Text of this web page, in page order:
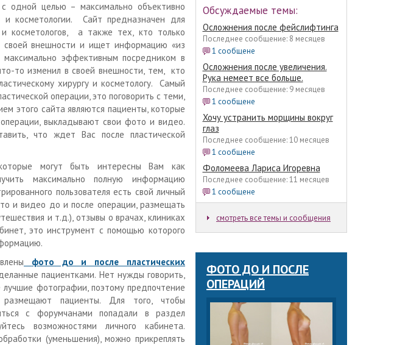
одной целью – максимально объективно
и косметологии. Сайт предназначен для
и косметологов, а также тех, кто только
своей внешности и ищет информацию «из
эффективным посредником в
то изменил в своей внешности, тем, кто
хирургу и косметологу. Самый
операции, это поговорить с теми,
этого сайта являются пациенты, которые
выкладывают свои фото и видео.
что ждет Вас после пластической
могут быть интересны Вам как
максимально полную информацию
пользователя есть свой личный
и видео до и после операции, размещать
и т.д.), отзывы о врачах, клиниках
это инструмент с помощью которого
фото до и после пластических
пациентками. Нет нужды говорить,
фотографии, поэтому предпочтение
пациенты. Для того, чтобы
с форумчанами попадали в раздел
возможностями личного кабинета.
(уменьшения), можно прикреплять
Обсуждаемые темы:
Осложнения после фейслифтинга
Последнее сообщение: 8 месяцев
1 сообщене
Осложнения после увеличения.
Рука немеет все больше.
Последнее сообщение: 9 месяцев
1 сообщене
Хочу устранить морщины вокруг
глаз
Последнее сообщение: 10 месяцев
1 сообщене
Фоломеева Лариса Игоревна
Последнее сообщение: 11 месяцев
1 сообщене
смотреть все темы и сообщения
ФОТО ДО И ПОСЛЕ
ОПЕРАЦИЙ